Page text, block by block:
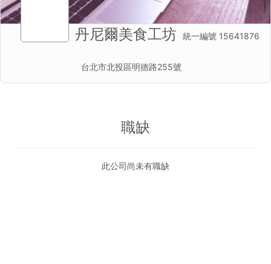
丹尼爾美食工坊 統一編號 15641876
台北市北投區明德路255號
職缺
此公司尚未有職缺